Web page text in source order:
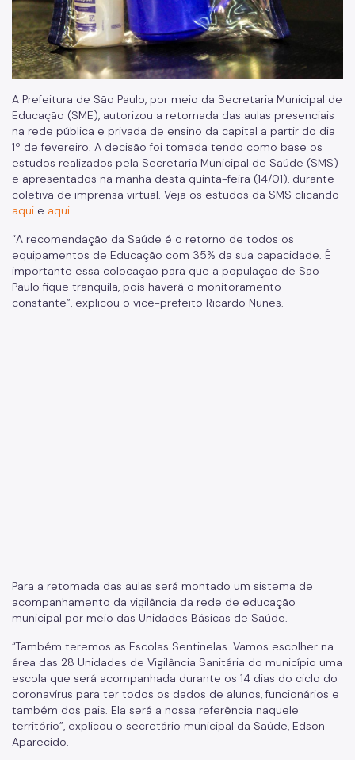
A Prefeitura de São Paulo, por meio da Secretaria Municipal de
Educação (SME), autorizou a retomada das aulas presenciais
na rede pública e privada de ensino da capital a partir do dia
1º de fevereiro. A decisão foi tomada tendo como base os
estudos realizados pela Secretaria Municipal de Saúde (SMS)
e apresentados na manhã desta quinta-feira (14/01), durante
coletiva de imprensa virtual. Veja os estudos da SMS clicando
aqui e aqui.
“A recomendação da Saúde é o retorno de todos os
equipamentos de Educação com 35% da sua capacidade. É
importante essa colocação para que a população de São
Paulo fique tranquila, pois haverá o monitoramento
constante”, explicou o vice-prefeito Ricardo Nunes.
Para a retomada das aulas será montado um sistema de
acompanhamento da vigilância da rede de educação
municipal por meio das Unidades Básicas de Saúde.
“Também teremos as Escolas Sentinelas. Vamos escolher na
área das 28 Unidades de Vigilância Sanitária do município uma
escola que será acompanhada durante os 14 dias do ciclo do
coronavírus para ter todos os dados de alunos, funcionários e
também dos pais. Ela será a nossa referência naquele
território”, explicou o secretário municipal da Saúde, Edson
Aparecido.